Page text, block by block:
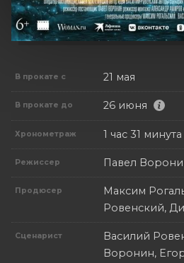
В прокате с 21 мая
В прокате до 26 июня
Хронометраж 1 час 31
Режиссер Павел
Продюсер
Максим
Ровенский,
Сценарист
Василий
Воронин,